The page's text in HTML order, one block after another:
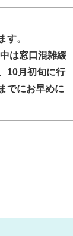
す。
は窓口混雑緩
10月初旬に行
でにお早めに